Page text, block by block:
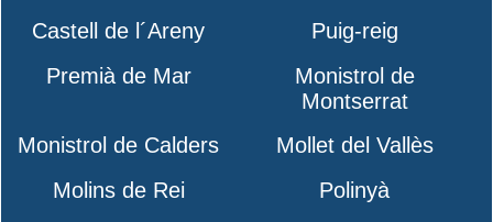
Castell de l´Areny
Puig-reig
Premià de Mar
Monistrol de
Montserrat
Monistrol de Calders
Mollet del Vallès
Molins de Rei
Polinyà